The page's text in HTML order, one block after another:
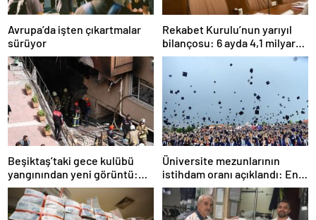
Avrupa’da işten çıkartmalar
sürüyor
Rekabet Kurulu’nun yarıyıl
bilançosu: 6 ayda 4,1 milyar
TL ceza
Beşiktaş’taki gece kulübü
yangınından yeni görüntü:
İşçiler çalışırken duman sardı
Üniversite mezunlarının
istihdam oranı açıklandı: En
fazla iş özel eğitim
öğretmenliğinde